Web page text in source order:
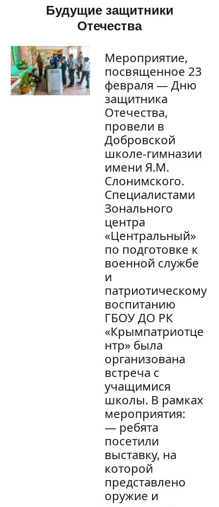
Будущие защитники
Отечества
Мероприятие,
посвященное 23
февраля — Дню
защитника
Отечества,
провели в
Добровской
школе-гимназии
имени Я.М.
Слонимского.
Специалистами
Зонального
центра
«Центральный»
по подготовке к
военной службе
и
патриотическому
воспитанию
ГБОУ ДО РК
«Крымпатриотце
нтр» была
организована
встреча с
учащимися
школы. В рамках
мероприятия:
— ребята
посетили
выставку, на
которой
представлено
оружие и